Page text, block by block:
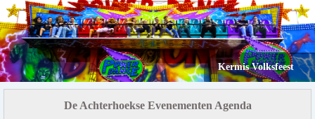
Kermis Volksfeest
De Achterhoekse Evenementen Agenda